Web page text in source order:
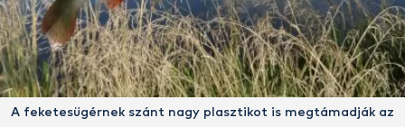
A feketesügérnek szánt nagy plasztikot is megtámadják az